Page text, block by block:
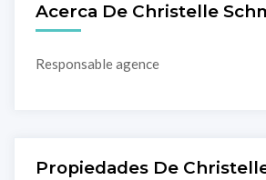
Acerca De Christelle
Responsable agence
Propiedades De